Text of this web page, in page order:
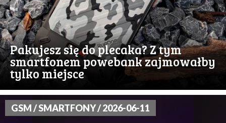
Pakujesz się do plecaka? Z tym
smartfonem powebank zajmowałby
tylko miejsce
GSM / SMARTFONY / 2026-06-11